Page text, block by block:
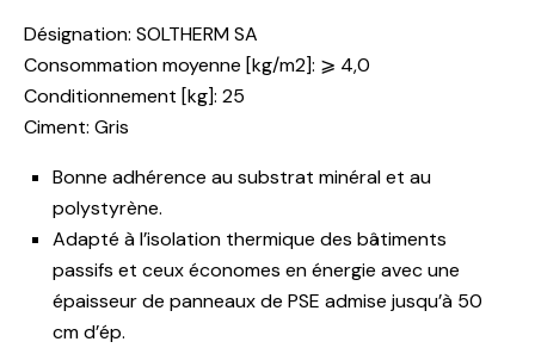
Désignation: SOLTHERM SA
Consommation moyenne [kg/m2]: ⩾ 4,0
Conditionnement [kg]: 25
Ciment: Gris
Bonne adhérence au substrat minéral et au
polystyrène.
Adapté à l’isolation thermique des bâtiments
passifs et ceux économes en énergie avec une
épaisseur de panneaux de PSE admise jusqu’à 50
cm d’ép.